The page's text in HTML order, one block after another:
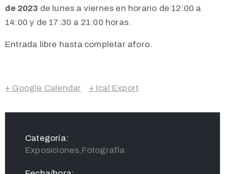
de 2023 de lunes a viernes en horario de 12:00 a
14:00 y de 17:30 a 21:00 horas.
Entrada libre hasta completar aforo.
+ Google Calendar + Ical Export
Categoría:
Exposiciones,Fotografía